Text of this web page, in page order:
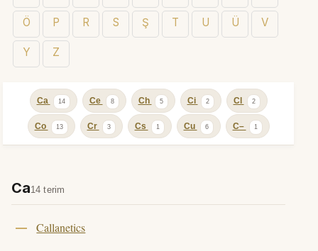
Ö P R S Ş T U Ü V
Y Z
Ca 14 Ce 8 Ch 5 Ci 2 Cl 2
Co 13 Cr 3 Cs 1 Cu 6 C– 1
Ca14 terim
Callanetics